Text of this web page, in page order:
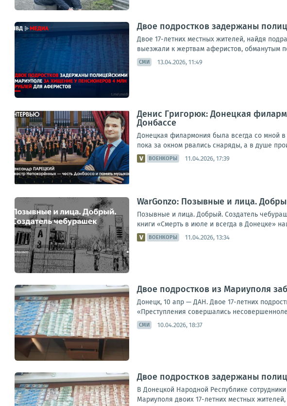
Двое подростков задержаны
Двое 17-летних местных жителей, найдя
выезжали к жертвам аферистов, обманутым
СМИ 13.04.2026, 11:49
Денис Григорюк: Донецкая
Донбассе
Донецкая филармония была всегда со мной
пока за окном рвались снаряды, а в душе
ВОЕНКОРЫ 11.04.2026, 17:39
WarGonzo: Позывные и лица.
Позывные и лица. Добрый. Создатель
книги «Смерть в июле и всегда в Донецке»
ВОЕНКОРЫ 11.04.2026, 13:34
Двое подростков из Мариуполя
Донецк, 10 апр — ДАН. Двое 17-летних
«Преступления совершались
СМИ 10.04.2026, 18:37
Двое подростков задержаны
В Донецкой Народной Республике
Мариуполя двоих 17-летних местных